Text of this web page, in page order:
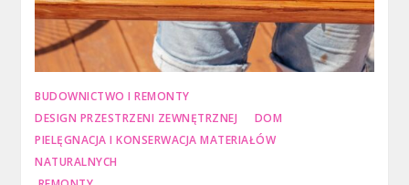
BUDOWNICTWO I REMONTY
DESIGN PRZESTRZENI ZEWNĘTRZNEJ
DOM
PIELĘGNACJA I KONSERWACJA MATERIAŁÓW
NATURALNYCH